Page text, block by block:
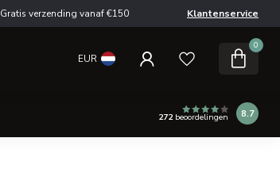
Gratis verzending vanaf €150 Klantenservice
EUR
0
272beoordelingen 8.7